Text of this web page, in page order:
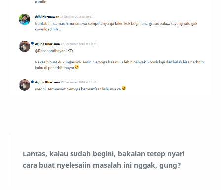
Lantas, kalau sudah begini, bakalan tetep nyari
cara buat nyelesaiin masalah ini nggak, gung?